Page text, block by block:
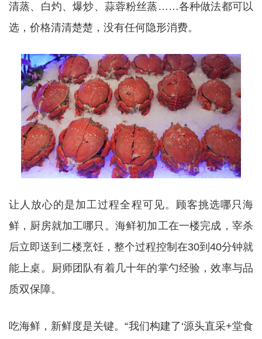
清蒸、白灼、爆炒、蒜蓉粉丝蒸……各种做法都可以
选，价格清清楚楚，没有任何隐形消费。
让人放心的是加工过程全程可见。顾客挑选哪只海
鲜，厨房就加工哪只。海鲜初加工在一楼完成，宰杀
后立即送到二楼烹饪，整个过程控制在30到40分钟就
能上桌。厨师团队有着几十年的掌勺经验，效率与品
质双保障。
吃海鲜，新鲜度是关键。“我们构建了‘源头直采+堂食